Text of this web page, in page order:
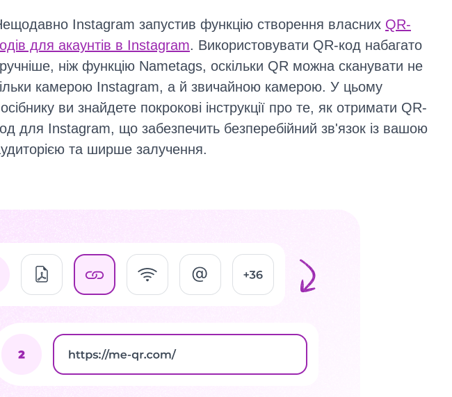
Instagram запустив функцію створення власних QR-
для акаунтів в Instagram. Використовувати QR-код набагато
ніж функцію Nametags, оскільки QR можна сканувати не
камерою Instagram, а й звичайною камерою. У цьому
ви знайдете покрокові інструкції про те, як отримати QR-
для Instagram, що забезпечить безперебійний зв'язок із вашою
та ширше залучення.